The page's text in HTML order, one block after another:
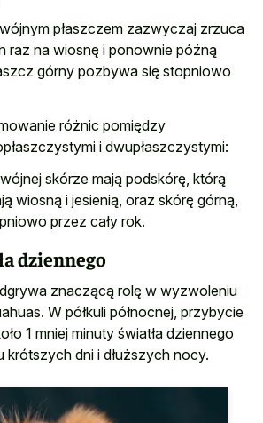
płaszczem zazwyczaj zrzuca
raz na wiosnę i ponownie późną
górny pozbywa się stopniowo
różnic pomiędzy
i dwupłaszczystymi:
skórze mają podskórę, którą
wiosną i jesienią, oraz skórę górną,
przez cały rok.
dziennego
znaczącą rolę w wyzwoleniu
W półkuli północnej, przybycie
1 mniej minuty światła dziennego
krótszych dni i dłuższych nocy.